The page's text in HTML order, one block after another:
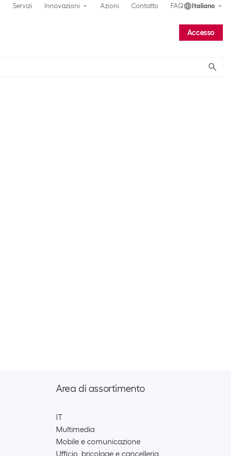
Servizi Innovazioni Azioni Contatto FAQ Italiano
Accesso
Area di assortimento
IT
Multimedia
Mobile e comunicazione
Ufficio, bricolage e cancelleria